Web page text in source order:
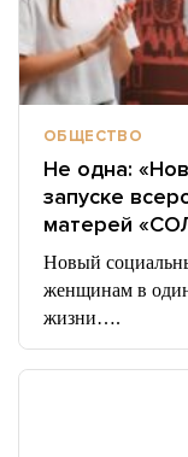
ОБЩЕСТВО
Не одна:
запуске
матерей
Новый
женщинам в
жизни….